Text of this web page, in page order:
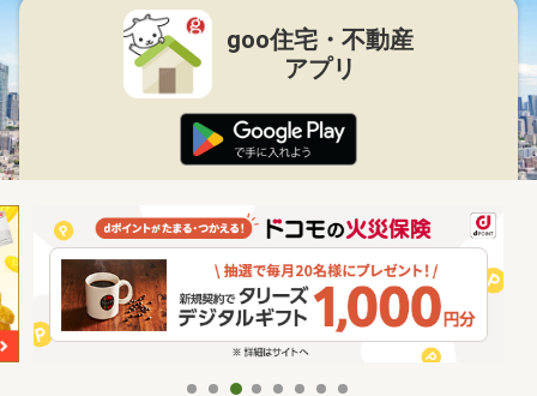
goo住宅・不動産
アプリ